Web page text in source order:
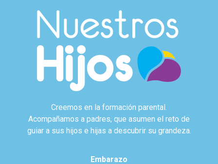
Creemos en la formación parental.
Acompañamos a padres, que asumen el reto de
guiar a sus hijos e hijas a descubrir su grandeza.
Embarazo